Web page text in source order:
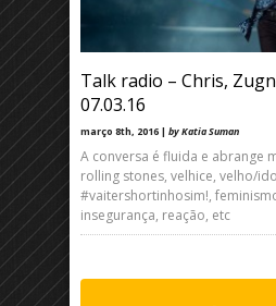
Talk radio – Chris,
07.03.16
março 8th, 2016 | by Katia Suman
A conversa é fluida e abrange
rolling stones, velhice, velho/
#vaitershortinhosim!,
insegurança, reação, etc